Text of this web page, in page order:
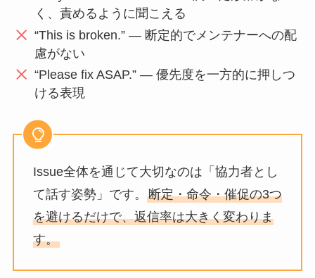
く、責めるように聞こえる
“This is broken.” — 断定的でメンテナーへの配
慮がない
“Please fix ASAP.” — 優先度を一方的に押しつ
ける表現
Issue全体を通じて大切なのは「協力者とし
て話す姿勢」です。 断定・命令・催促の3つ
を避けるだけで、返信率は大きく変わりま
す。